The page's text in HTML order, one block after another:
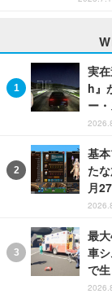
実
h』
ー
基
た
月
最
車
で